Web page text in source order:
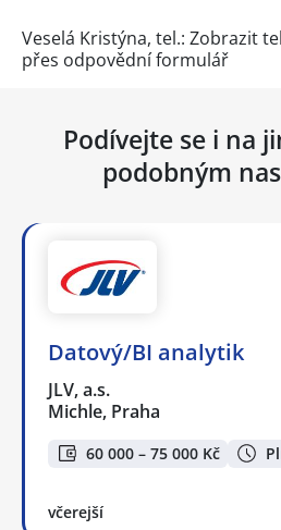
Veselá Kristýna, tel.: Zobrazit
přes odpovědní formulář
Podívejte se i na
podobným
Datový/BI analytik
JLV, a.s.
Michle, Praha
60 000 – 75 000 Kč
včerejší